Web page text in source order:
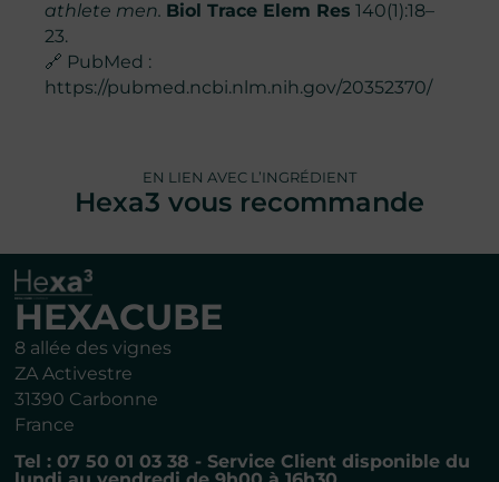
athlete men. Biol Trace Elem Res 140(1):18–
23.
🔗 PubMed :
https://pubmed.ncbi.nlm.nih.gov/20352370/
EN LIEN AVEC L’INGRÉDIENT
Hexa3 vous recommande
HEXACUBE
8 allée des vignes
ZA Activestre
31390 Carbonne
France
Tel : 07 50 01 03 38 - Service Client disponible du